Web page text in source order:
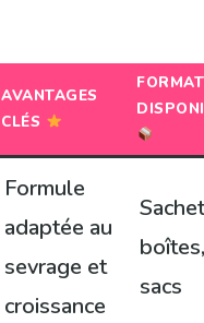
AVANTAGES
CLÉS
FORMAT
Formule
adaptée au
sevrage et
croissance
sacs